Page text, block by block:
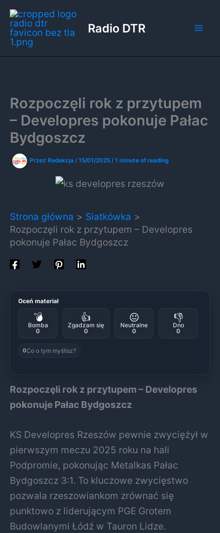
Przejdź
do
treści
Radio DTR
Rozpoczęli rok z przytupem
– Developres pokonuje Pałac
Bydgoszcz
Przez Redakcja /15/01/2025 /1 minute of reading
Strona główna
Siatkówka
Rozpoczęli rok z przytupem – Developres
pokonuje Pałac Bydgoszcz
Oceń materiał
💣
Bomba
0
👍
Zgadzam się
0
😐
Neutralne
0
👎
Dno
0
0Co o tym myślisz?
Rozpoczęli rok z przytupem – Developres
pokonuje Pałac Bydgoszcz
KS Developres Rzeszów pewnie zwyciężył w
pierwszym meczu 2025 roku na hali
Podpromie, pokonując Metalkas Pałac
Bydgoszcz 3:1. To kluczowe zwycięstwo
pozwala rzeszowiankom zrównać się
punktowo z liderującym PGE Grotem
Budowlanymi Łódź w Tauron Lidze.